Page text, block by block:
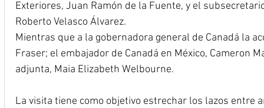
Exteriores, Juan Ramón de la Fuente, y el
Roberto Velasco Álvarez.
Mientras que a la gobernadora general de Canadá la
Fraser; el embajador de Canadá en México, Cameron
adjunta, Maia Elizabeth Welbourne.
La visita tiene como objetivo estrechar los lazos entre